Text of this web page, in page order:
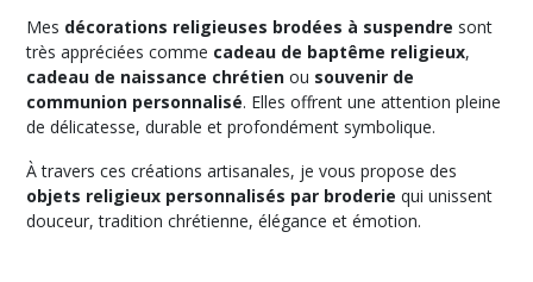
Mes décorations religieuses brodées à suspendre sont
très appréciées comme cadeau de baptême religieux,
cadeau de naissance chrétien ou souvenir de
communion personnalisé. Elles offrent une attention pleine
de délicatesse, durable et profondément symbolique.
À travers ces créations artisanales, je vous propose des
objets religieux personnalisés par broderie qui unissent
douceur, tradition chrétienne, élégance et émotion.